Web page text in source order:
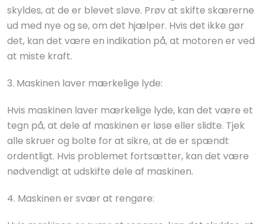
skyldes, at de er blevet sløve. Prøv at skifte skærerne
ud med nye og se, om det hjælper. Hvis det ikke gør
det, kan det være en indikation på, at motoren er ved
at miste kraft.
3. Maskinen laver mærkelige lyde:
Hvis maskinen laver mærkelige lyde, kan det være et
tegn på, at dele af maskinen er løse eller slidte. Tjek
alle skruer og bolte for at sikre, at de er spændt
ordentligt. Hvis problemet fortsætter, kan det være
nødvendigt at udskifte dele af maskinen.
4. Maskinen er svær at rengøre: